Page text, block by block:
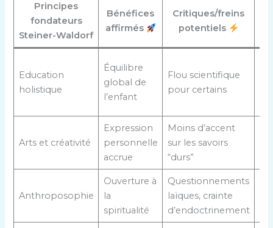
Principes
fondateurs
Steiner-Waldorf
Bénéfices
affirmés
Critiques/freins
potentiels
Education
holistique
Équilibre
global de
l’enfant
Flou scientifique
pour certains
Arts et créativité
Expression
personnelle
accrue
Moins d’accent
sur les savoirs
“durs”
Anthroposophie
Ouverture à
la
spiritualité
Questionnements
laïques, crainte
d’endoctrinement